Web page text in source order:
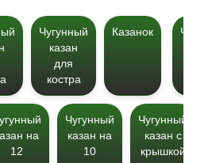
Чугунный
казан
для
костра
Казанок
на
12
Чугунный
казан на
10
Чугунный
казан с
крышкой